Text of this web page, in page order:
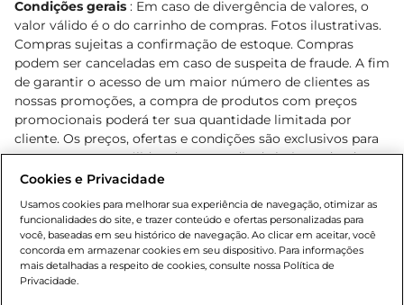
Condições gerais : Em caso de divergência de valores, o
valor válido é o do carrinho de compras. Fotos ilustrativas.
Compras sujeitas a confirmação de estoque. Compras
podem ser canceladas em caso de suspeita de fraude. A fim
de garantir o acesso de um maior número de clientes as
nossas promoções, a compra de produtos com preços
promocionais poderá ter sua quantidade limitada por
cliente. Os preços, ofertas e condições são exclusivos para
o e-commerce e válidos durante o dia de hoje, podendo
sofrer alterações sem prévia notificação. Proibida a venda
Lei n.º 8069/90, art. 81, inciso II (Estatuto da Criança e do
Adolescente). Preços e condições exclusivos para o
www.bretas.com.br, podendo sofrer alterações sem aviso
prévio. O valor mínimo para as compras on-line é de R$
80,00.
Cookies e Privacidade
Usamos cookies para melhorar sua experiência de navegação, otimizar as
funcionalidades do site, e trazer conteúdo e ofertas personalizadas para
você, baseadas em seu histórico de navegação. Ao clicar em aceitar, você
concorda em armazenar cookies em seu dispositivo. Para informações
mais detalhadas a respeito de cookies, consulte nossa Política de
Privacidade.